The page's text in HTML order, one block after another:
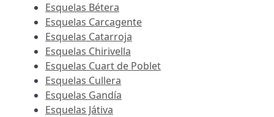
Esquelas Bétera
Esquelas Carcagente
Esquelas Catarroja
Esquelas Chirivella
Esquelas Cuart de Poblet
Esquelas Cullera
Esquelas Gandía
Esquelas Játiva